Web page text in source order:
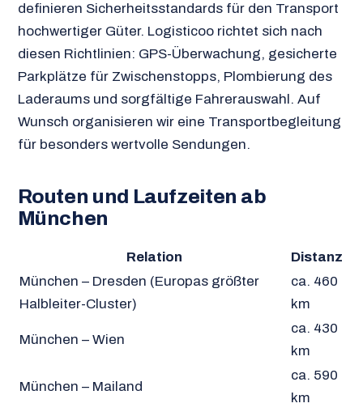
definieren Sicherheitsstandards für den Transport
hochwertiger Güter. Logisticoo richtet sich nach
diesen Richtlinien: GPS-Überwachung, gesicherte
Parkplätze für Zwischenstopps, Plombierung des
Laderaums und sorgfältige Fahrerauswahl. Auf
Wunsch organisieren wir eine Transportbegleitung
für besonders wertvolle Sendungen.
Routen und Laufzeiten ab
München
Relation
Distanz
München – Dresden (Europas größter
Halbleiter-Cluster)
ca. 460
km
München – Wien
ca. 430
km
München – Mailand
ca. 590
km